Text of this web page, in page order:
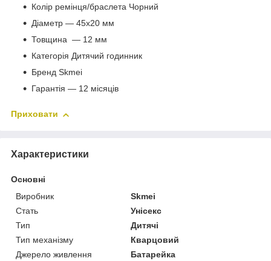
Колір ремінця/браслета Чорний
Діаметр — 45х20 мм
Товщина — 12 мм
Категорія Дитячий годинник
Бренд Skmei
Гарантія — 12 місяців
Приховати
Характеристики
Основні
Виробник
Skmei
Стать
Унісекс
Тип
Дитячі
Тип механізму
Кварцовий
Джерело живлення
Батарейка